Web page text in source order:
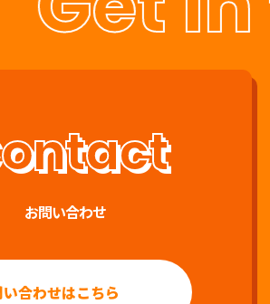
お問い合わせ
合わせはこちら